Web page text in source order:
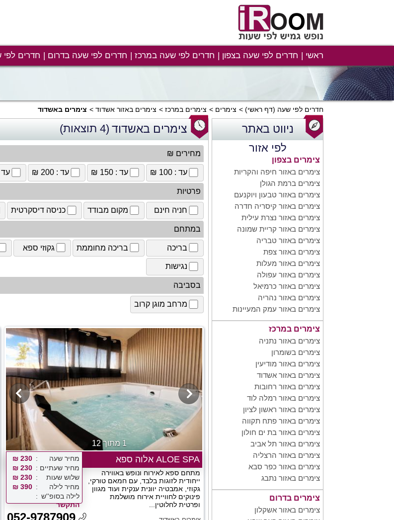
ראשי חדרים לפי שעה בצפון חדרים לפי שעה במרכז חדרים לפי שעה בדרום חדרים לפי
חדרים לפי שעה (דף ראשי) צימרים צימרים במרכז צימרים באזור אשדוד צימרים באשדוד
ניווט באתר
לפי אזור
צימרים בצפון
צימרים באזור חיפה והקריות
צימרים ברמת הגולן
צימרים באזור טבעון ויוקנעם
צימרים באזור קיסריה חדרה
צימרים באזור נצרת עילית
צימרים באזור קריית שמונה
צימרים באזור טבריה
צימרים באזור צפת
צימרים באזור מעלות
צימרים באזור עפולה
צימרים באזור כרמיאל
צימרים באזור נהריה
צימרים באזור עמק המעיינות
צימרים במרכז
צימרים באזור נתניה
צימרים בשומרון
צימרים באזור מודיעין
צימרים באזור אשדוד
צימרים באזור רחובות
צימרים באזור רמלה לוד
צימרים באזור ראשון לציון
צימרים באזור פתח תקווה
צימרים באזור בת ים חולון
צימרים באזור תל אביב
צימרים באזור הרצליה
צימרים באזור כפר סבא
צימרים באזור נתבג
צימרים בדרום
צימרים באזור אשקלון
צימרים באשדוד (4 תוצאות)
מחירים ₪
עד : 100 ₪ עד : 150 ₪ עד : 200 ₪ עד :
פרטיות
חניה חינם מקום מבודד כניסה דיסקרטית
במתחם
בריכה בריכה מחוממת גקוזי ספא
נגישות
בסביבה
מרחב מוגן קרוב
1 מתוך 12
ALOE SPA אלוה ספא
מתחם ספא לאירוח ונופש באווירה
ייחודית לזוגות בלבד, עם חמאם טורקי,
גקוזי, אמבטיה יוונית ענקית ועוד מגוון
פינוקים לחוויית אירוח מושלמת
ופרטית לחלוטין...
מחיר שעה
230 ₪
מחיר שעתיים
230 ₪
שלוש שעות
230 ₪
מחיר לילה
390 ₪
לילה בסופ''ש
התקשר
052-9787909